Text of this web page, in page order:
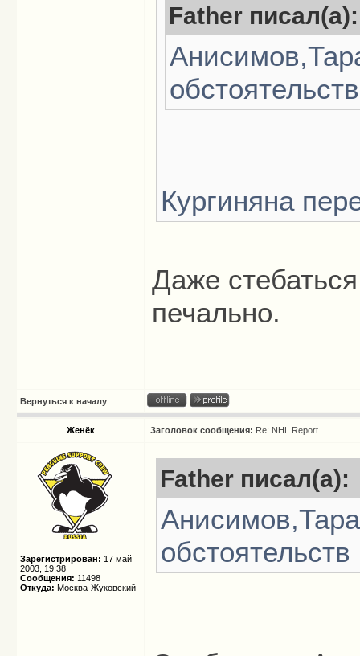
Father писал(а):
Кургиняна
Даже
печально.
Вернуться к началу
Женёк Заголовок сообщения: Re: NHL Report
Зарегистрирован: 17 май
2003, 19:38
Сообщения: 11498
Откуда: Москва-Жуковский
Father писал(а):